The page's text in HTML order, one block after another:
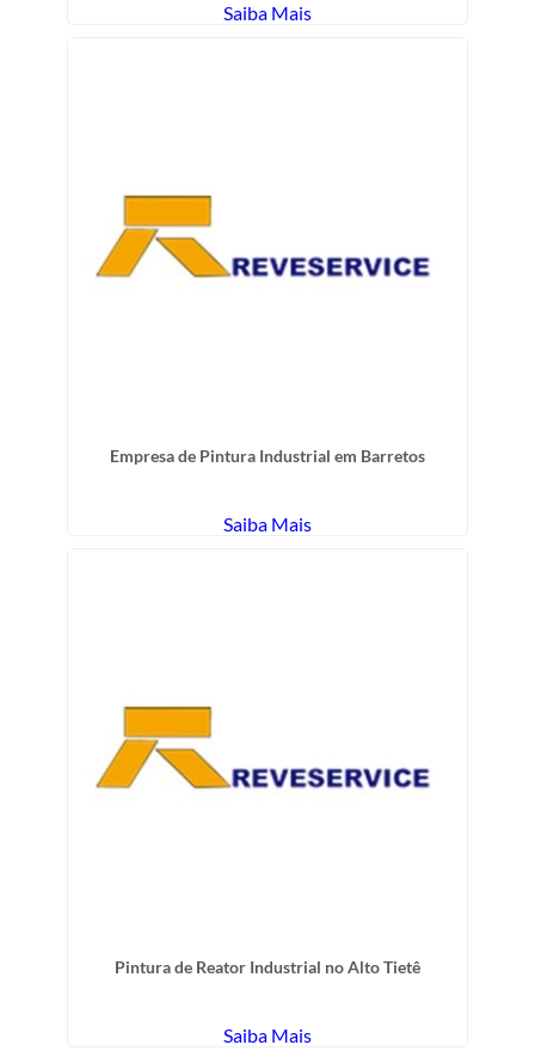
Saiba Mais
Empresa de Pintura Industrial em Barretos
Saiba Mais
Pintura de Reator Industrial no Alto Tietê
Saiba Mais